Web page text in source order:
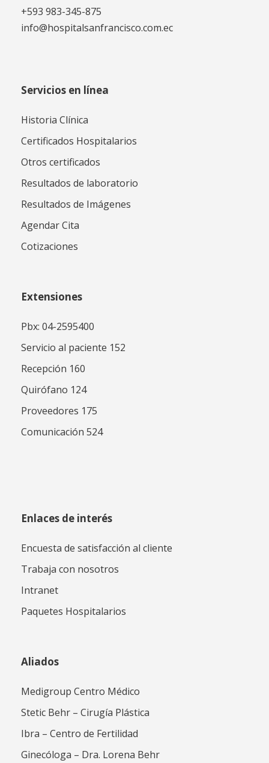
+593 983-345-875
info@hospitalsanfrancisco.com.ec
Servicios en línea
Historia Clínica
Certificados Hospitalarios
Otros certificados
Resultados de laboratorio
Resultados de Imágenes
Agendar Cita
Cotizaciones
Extensiones
Pbx: 04-2595400
Servicio al paciente 152
Recepción 160
Quirófano 124
Proveedores 175
Comunicación 524
Enlaces de interés
Encuesta de satisfacción al cliente
Trabaja con nosotros
Intranet
Paquetes Hospitalarios
Aliados
Medigroup Centro Médico
Stetic Behr – Cirugía Plástica
Ibra – Centro de Fertilidad
Ginecóloga – Dra. Lorena Behr